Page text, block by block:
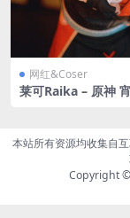
网红&Coser
莱可Raika – 原神
本站所有资源均收集自
Copyright